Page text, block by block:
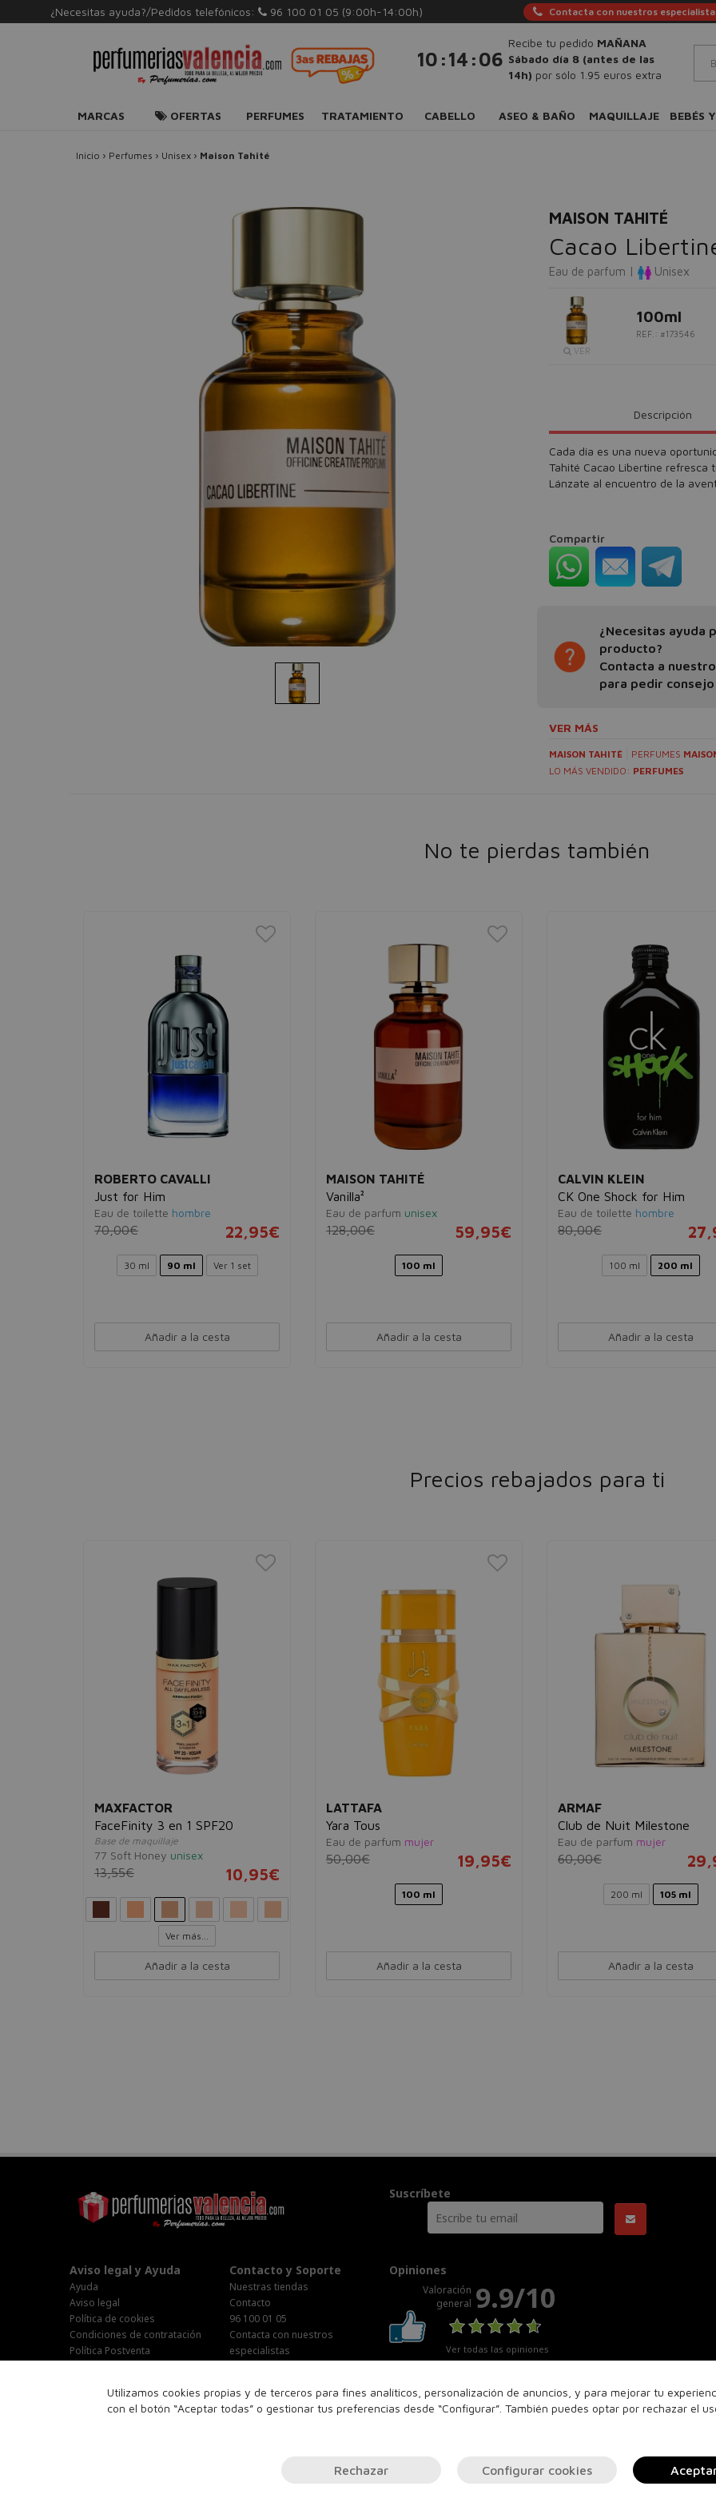
¿Necesitas ayuda?/Pedidos telefónicos: 96 100 01 05 (9:00h-14:00h) Contacta con nuestros
10 :14 :05
Recibe tu pedido MAÑANA
Sábado día 8 (antes de las
14h) por sólo 1.95 euros extra
MARCAS OFERTAS PERFUMES TRATAMIENTO CABELLO ASEO & BAÑO MAQUILLAJE BEBÉS
Inicio › Perfumes › Unisex › Maison Tahité
MAISON TAHITÉ
Cacao
Eau de parfum | Unisex
VER
100ml
REF.: #173546
Descripción
Cada día es una nueva
Tahité Cacao Libertine refresca
Lánzate al encuentro de la
Compartir
¿Necesitas ayuda
producto?
Contacta a
para pedir consejo
VER MÁS
MAISON TAHITÉ PERFUMES
LO MÁS VENDIDO: PERFUMES
No te pierdas también
ROBERTO CAVALLI
Just for Him
Eau de toilette hombre
70,00€ 22,95€
30 ml 90 ml Ver 1 set
Añadir a la cesta
MAISON TAHITÉ
Vanilla²
Eau de parfum unisex
128,00€ 59,95€
100 ml
Añadir a la cesta
CALVIN KLEIN
CK One Shock for Him
Eau de toilette hombre
80,00€
100 ml 200 ml
Añadir a la cesta
Precios rebajados para ti
MAXFACTOR
FaceFinity 3 en 1 SPF20
Base de maquillaje
77 Soft Honey unisex
13,55€ 10,95€
Ver más...
Añadir a la cesta
LATTAFA
Yara Tous
Eau de parfum mujer
50,00€ 19,95€
100 ml
Añadir a la cesta
ARMAF
Club de Nuit Milestone
Eau de parfum mujer
60,00€
200 ml 105 ml
Añadir a la cesta
Utilizamos cookies propias y de terceros para fines analíticos, personalización de anuncios, y para mejorar tu
con el botón “Aceptar todas” o gestionar tus preferencias desde “Configurar”. También puedes optar por rechazar el
Rechazar Configurar cookies
Suscríbete
Aviso legal y Ayuda
Ayuda
Aviso legal
Política de cookies
Condiciones de contratación
Política Postventa
Contacto y Soporte
Nuestras tiendas
Contacto
96 100 01 05
Contacta con nuestros
especialistas
Lunes-Jueves : 9:00h-19:00h
Viernes : 9:00h-14:00h
Opiniones
Valoración
general 9.9/10
Ver todas las opiniones